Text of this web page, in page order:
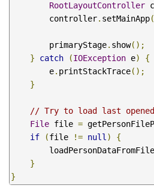
}
}
     * Opens an about dialog.
@FXML
Alert alert =
	        alert
.setTitle
	        alert
	        alert
.
RootLayoutController
        controller
. setMainApp(
        primaryStage
. show();
}
catch (IOException e)
{
        e
. printStackTrace();
}
// Try to load last
File file =
if
(file != null)
{
        loadPersonDataFromFile
}
}